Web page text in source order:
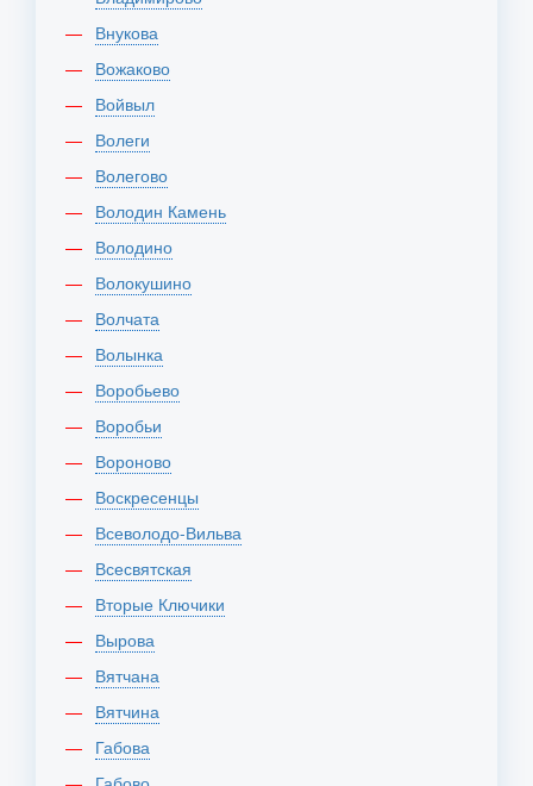
Внукова
Вожаково
Войвыл
Волеги
Волегово
Володин Камень
Володино
Волокушино
Волчата
Волынка
Воробьево
Воробьи
Вороново
Воскресенцы
Всеволодо-Вильва
Всесвятская
Вторые Ключики
Вырова
Вятчана
Вятчина
Габова